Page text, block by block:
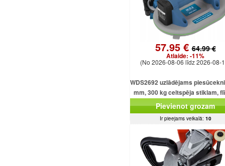
57.95 €64.99 €
Atlaide: -11%
(No 2026-08-06 līdz 2026-08-
WDS2692 uzlādējams
mm, 300 kg celtspēja stiklam,
un loksnēm
Pievienot grozam
Ir pieejams veikalā: 10